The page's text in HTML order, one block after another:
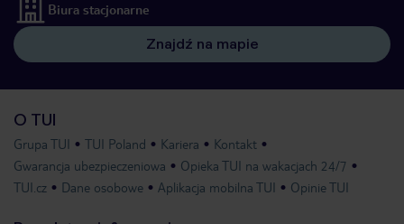
Biura stacjonarne
Znajdź na mapie
O TUI
Grupa TUI TUI Poland Kariera
Kontakt
Gwarancja ubezpieczeniowa
Opieka TUI na wakacjach 24/7
TUI.cz
Dane osobowe Aplikacja mobilna TUI Opinie TUI